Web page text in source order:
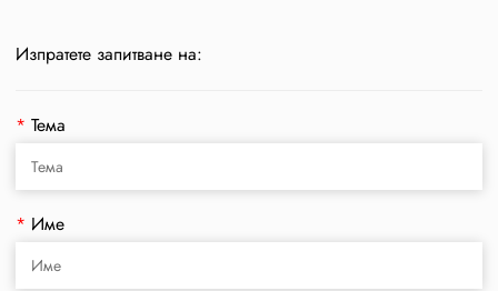
Изпратете запитване на:
* Тема
* Име